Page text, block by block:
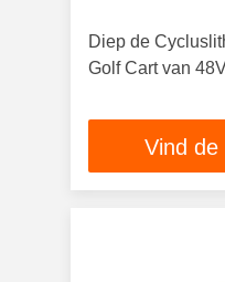
Diep de
Golf Cart van
Vind de